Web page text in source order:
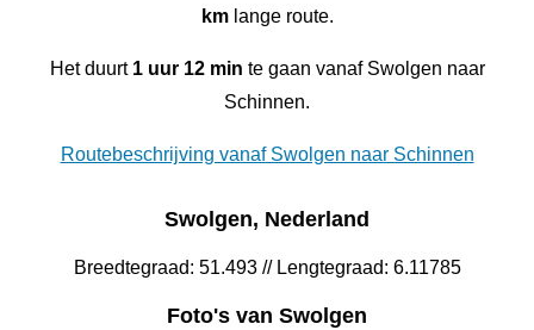
kmlange route.
Het duurt 1 uur 12 min te gaan vanaf Swolgen naar
Schinnen.
Routebeschrijving vanaf Swolgen naar Schinnen
Swolgen, Nederland
Breedtegraad: 51.493 // Lengtegraad: 6.11785
Foto's van Swolgen